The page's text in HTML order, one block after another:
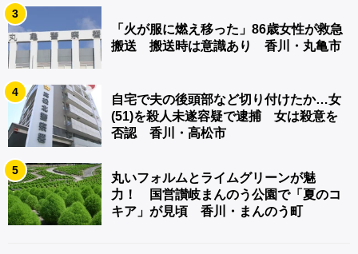
3
「火が服に燃え移った」86歳女性が救急
搬送 搬送時は意識あり 香川・丸亀市
4
自宅で夫の後頭部など切り付けたか…女
(51)を殺人未遂容疑で逮捕 女は殺意を
否認 香川・高松市
5
丸いフォルムとライムグリーンが魅
力！ 国営讃岐まんのう公園で「夏のコ
キア」が見頃 香川・まんのう町